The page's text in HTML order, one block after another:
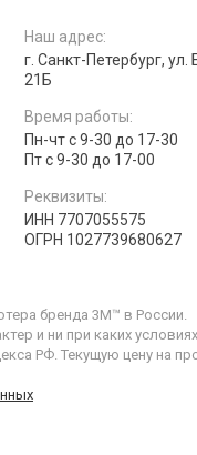
Наш адрес:
г. Санкт-Петербург,
21Б
Время работы:
Пн-чт с 9-30 до 17-30
Пт с 9-30 до 17-00
Реквизиты:
ИНН 7707055575
ОГРН 1027739680627
бренда 3M™ в России.
и ни при каких
РФ. Текущую цену на